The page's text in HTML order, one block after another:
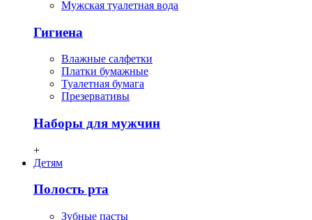
Мужская туалетная вода
Гигиена
Влажные салфетки
Платки бумажные
Туалетная бумага
Презервативы
Наборы для мужчин
+
Детям
Полость рта
Зубные пасты